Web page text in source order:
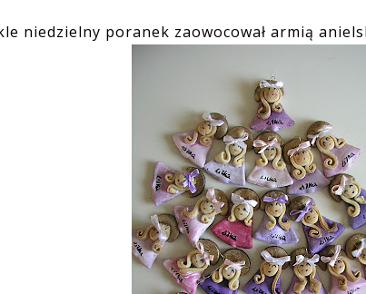
niedzielny poranek zaowocował armią